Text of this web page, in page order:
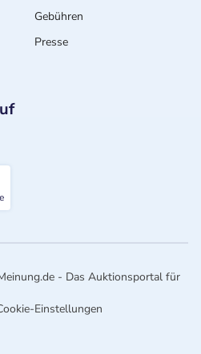
Gebühren
Presse
- Das Auktionsportal für
Einstellungen